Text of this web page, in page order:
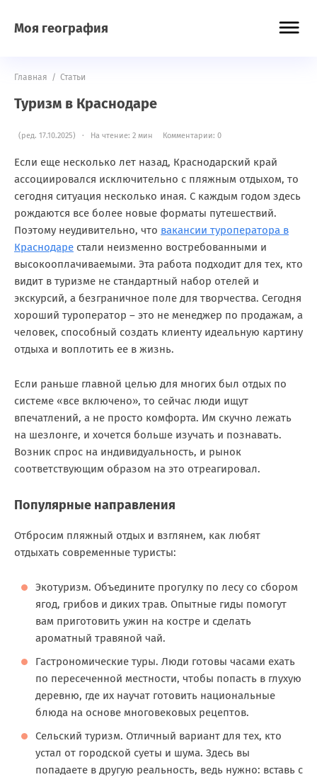
Моя география
Главная / Статьи
Туризм в Краснодаре
(ред. 17.10.2025) · На чтение: 2 мин Комментарии: 0
Если еще несколько лет назад, Краснодарский край
ассоциировался исключительно с пляжным отдыхом, то
сегодня ситуация несколько иная. С каждым годом здесь
рождаются все более новые форматы путешествий.
Поэтому неудивительно, что вакансии туроператора в
Краснодаре стали неизменно востребованными и
высокооплачиваемыми. Эта работа подходит для тех, кто
видит в туризме не стандартный набор отелей и
экскурсий, а безграничное поле для творчества. Сегодня
хороший туроператор – это не менеджер по продажам, а
человек, способный создать клиенту идеальную картину
отдыха и воплотить ее в жизнь.
Если раньше главной целью для многих был отдых по
системе «все включено», то сейчас люди ищут
впечатлений, а не просто комфорта. Им скучно лежать
на шезлонге, и хочется больше изучать и познавать.
Возник спрос на индивидуальность, и рынок
соответствующим образом на это отреагировал.
Популярные направления
Отбросим пляжный отдых и взглянем, как любят
отдыхать современные туристы:
Экотуризм. Объедините прогулку по лесу со сбором
ягод, грибов и диких трав. Опытные гиды помогут
вам приготовить ужин на костре и сделать
ароматный травяной чай.
Гастрономические туры. Люди готовы часами ехать
по пересеченной местности, чтобы попасть в глухую
деревню, где их научат готовить национальные
блюда на основе многовековых рецептов.
Сельский туризм. Отличный вариант для тех, кто
устал от городской суеты и шума. Здесь вы
попадаете в другую реальность, ведь нужно: вставь с